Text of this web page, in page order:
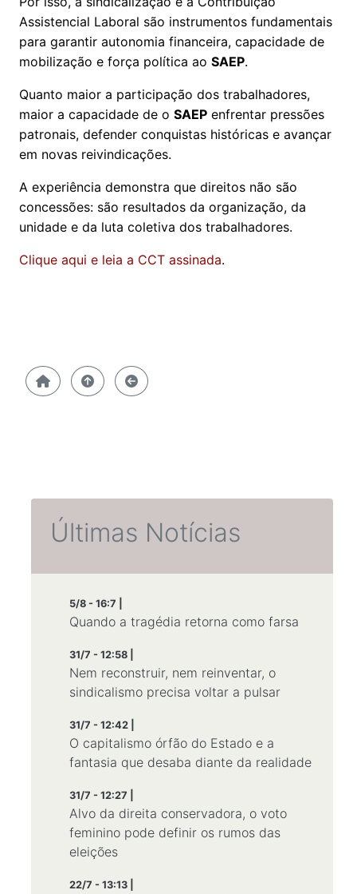
Assistencial Laboral são instrumentos fundamentais
para garantir autonomia financeira, capacidade de
mobilização e força política ao SAEP.
Quanto maior a participação dos trabalhadores,
maior a capacidade de o SAEP enfrentar pressões
patronais, defender conquistas históricas e avançar
em novas reivindicações.
A experiência demonstra que direitos não são
concessões: são resultados da organização, da
unidade e da luta coletiva dos trabalhadores.
Clique aqui e leia a CCT assinada.
Últimas Notícias
5/8 - 16:7 |
Quando a tragédia retorna como farsa
31/7 - 12:58 |
Nem reconstruir, nem reinventar, o
sindicalismo precisa voltar a pulsar
31/7 - 12:42 |
O capitalismo órfão do Estado e a
fantasia que desaba diante da realidade
31/7 - 12:27 |
Alvo da direita conservadora, o voto
feminino pode definir os rumos das
eleições
22/7 - 13:13 |